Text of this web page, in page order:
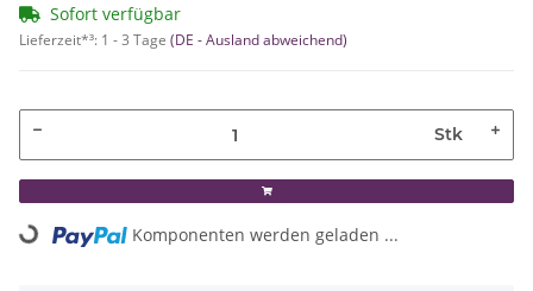
Sofort verfügbar
Lieferzeit*³: 1 - 3 Tage (DE - Ausland abweichend)
Stk
Loading... Komponenten werden geladen ...